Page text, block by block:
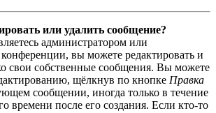
или удалить сообщение?
администратором или
вы можете редактировать и
свои собственные сообщения. Вы можете
щёлкнув по кнопке Правка
сообщении, иногда только в течение
времени после его создания. Если кто-то